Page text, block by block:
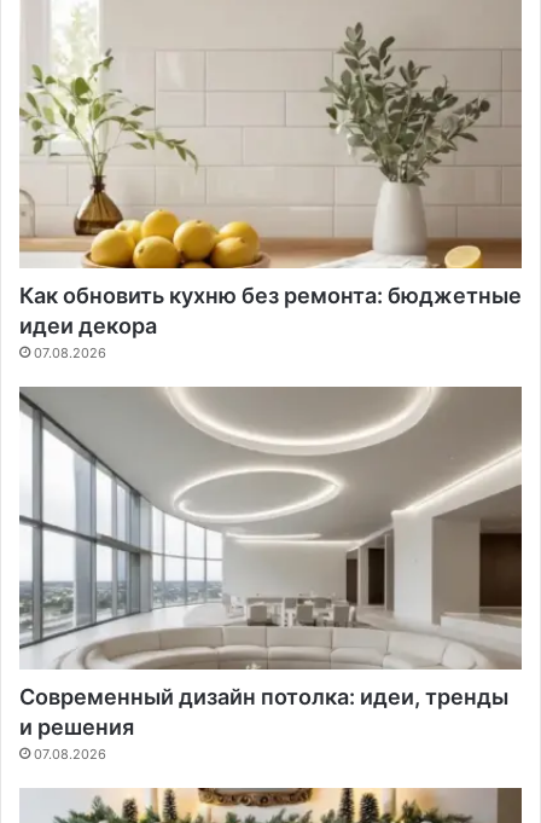
Как обновить кухню без ремонта: бюджетные
идеи декора
07.08.2026
Современный дизайн потолка: идеи, тренды
и решения
07.08.2026